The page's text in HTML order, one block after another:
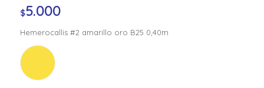
$5.000
Hemerocallis #2 amarillo oro B25 0,40m